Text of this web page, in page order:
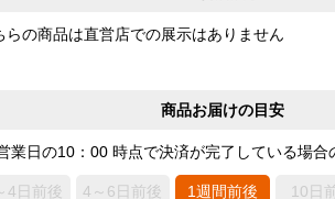
らの商品は直営店での展示はありません
商品お届けの目安
業日の10：00 時点で決済が完了している場合
4日前後 4～6日前後 1週間前後 10日